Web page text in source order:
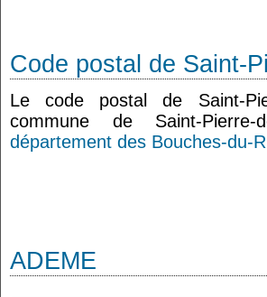
Code postal de Saint-
Le code postal de Saint-
commune de Saint-
département des Bouches-du-
ADEME